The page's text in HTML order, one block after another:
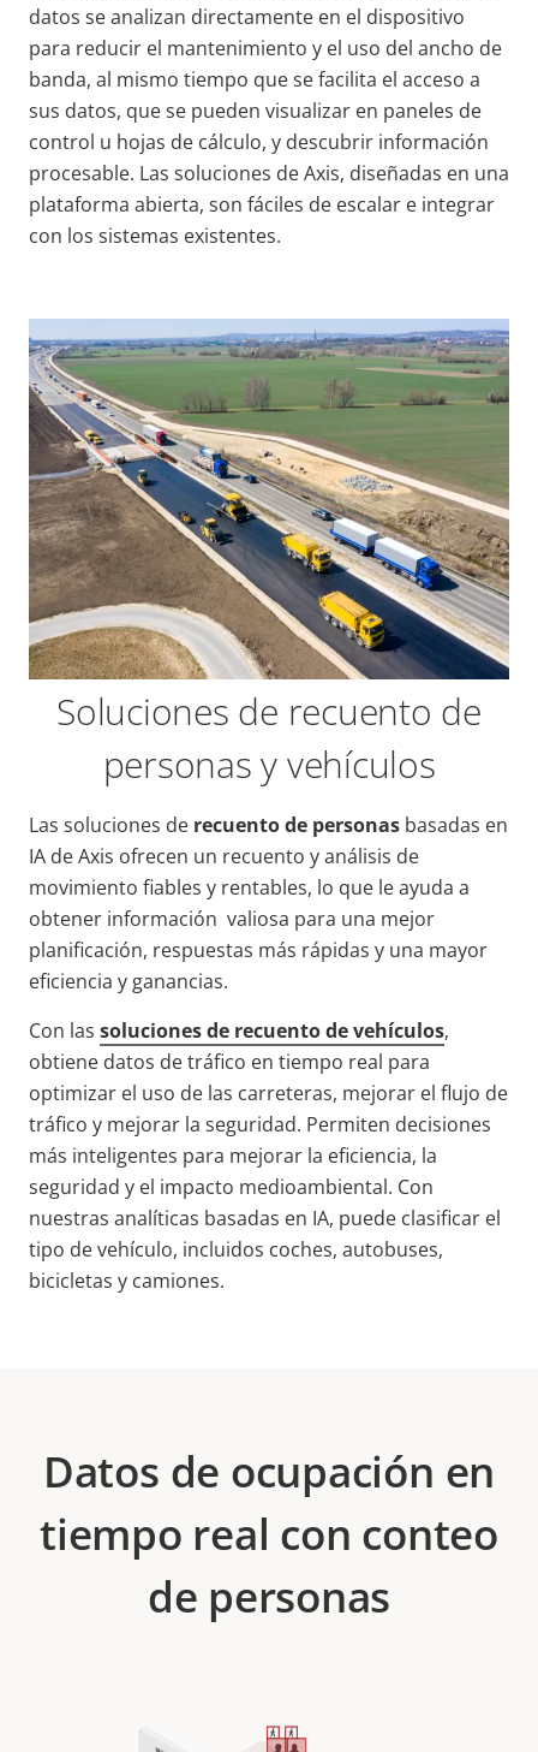
datos se analizan directamente en el dispositivo
para reducir el mantenimiento y el uso del ancho de
banda, al mismo tiempo que se facilita el acceso a
sus datos, que se pueden visualizar en paneles de
control u hojas de cálculo, y descubrir información
procesable. Las soluciones de Axis, diseñadas en una
plataforma abierta, son fáciles de escalar e integrar
con los sistemas existentes.
Soluciones de recuento de
personas y vehículos
Las soluciones de recuento de personas basadas en
IA de Axis ofrecen un recuento y análisis de
movimiento fiables y rentables, lo que le ayuda a
obtener información valiosa para una mejor
planificación, respuestas más rápidas y una mayor
eficiencia y ganancias.
Con las soluciones de recuento de vehículos,
obtiene datos de tráfico en tiempo real para
optimizar el uso de las carreteras, mejorar el flujo de
tráfico y mejorar la seguridad. Permiten decisiones
más inteligentes para mejorar la eficiencia, la
seguridad y el impacto medioambiental. Con
nuestras analíticas basadas en IA, puede clasificar el
tipo de vehículo, incluidos coches, autobuses,
bicicletas y camiones.
Datos de ocupación en
tiempo real con conteo
de personas